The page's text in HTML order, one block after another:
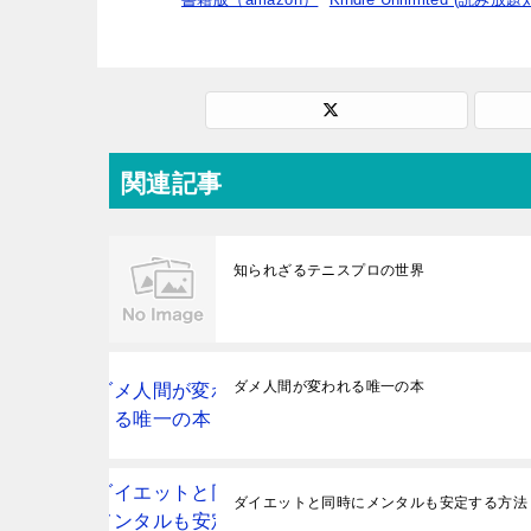
関連記事
知られざるテニスプロの世界
ダメ人間が変われる唯一の本
ダイエットと同時にメンタルも安定する方法